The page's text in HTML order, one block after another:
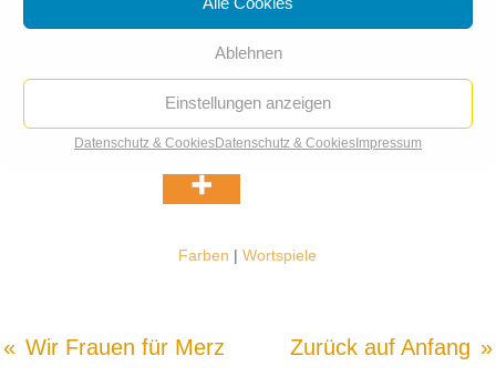
Ablehnen
Einstellungen anzeigen
Datenschutz & CookiesDatenschutz & CookiesImpressum
Farben |Wortspiele
Wir Frauen für Merz Zurück auf Anfang